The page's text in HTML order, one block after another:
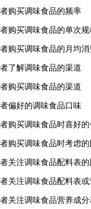
购买调味食品的频率
购买调味食品的单次规
购买调味食品的月均消
了解调味食品的渠道
购买调味食品的渠道
偏好的调味食品口味
购买调味食品时喜好的
购买调味食品时考虑
关注调味食品配料表
关注调味食品配料表
关注调味食品营养成